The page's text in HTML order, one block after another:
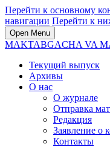
Перейти к основному
навигации Перейти к
Open Menu
MAKTABGACHA VA
Текущий выпуск
Архивы
О нас
О журнале
Отправка
Редакция
Заявление о
Контакты